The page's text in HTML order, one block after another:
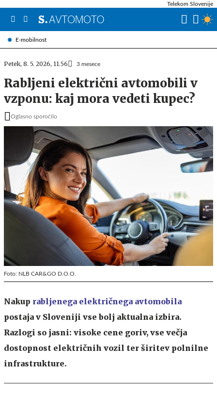
E-mobilnost
Telekom Slovenije
Petek, 8. 5. 2026, 11.56 3 mesece
Rabljeni električni avtomobili v
vzponu: kaj mora vedeti kupec?
Oglasno sporočilo
Foto: NLB CAR&GO D.O.O.
Nakup rabljenega električnega avtomobila
postaja v Sloveniji vse bolj aktualna izbira.
Razlogi so jasni: visoke cene goriv, vse večja
dostopnost električnih vozil ter širitev polnilne
infrastrukture.